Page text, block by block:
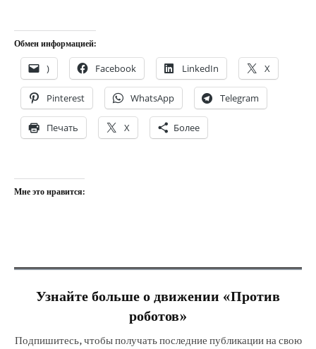
Обмен информацией:
) Facebook LinkedIn X
Pinterest WhatsApp Telegram
Печать X Более
Мне это нравится:
Узнайте больше о движении «Против
роботов»
Подпишитесь, чтобы получать последние публикации на свою